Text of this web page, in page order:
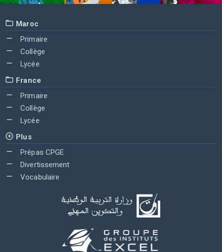
Maroc
Primaire
Collège
Lycée
France
Primaire
Collège
Lycée
Plus
Prépas CPGE
Divertissement
Vocabulaire